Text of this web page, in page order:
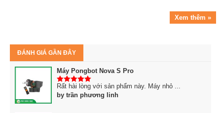
Xem thêm »
ĐÁNH GIÁ GẦN ĐÂY
Máy Pongbot Nova S Pro
5trên 5
Rất hài lòng với sản phẩm này. Máy nhỏ ...
by trần phương linh